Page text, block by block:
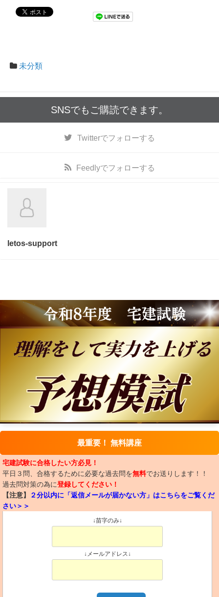
未分類
SNSでもご購読できます。
Twitterでフォローする
Feedlyでフォローする
letos-support
最重要！ 無料講座
宅建試験に合格したい方必見！
平日３問、合格するために必要な過去問を無料でお送りします！！
過去問対策の為に登録してください！
【注意】
２分以内に「返信メールが届かない方」はこちらをご覧くだ
さい＞＞
↓苗字のみ↓
↓メールアドレス↓